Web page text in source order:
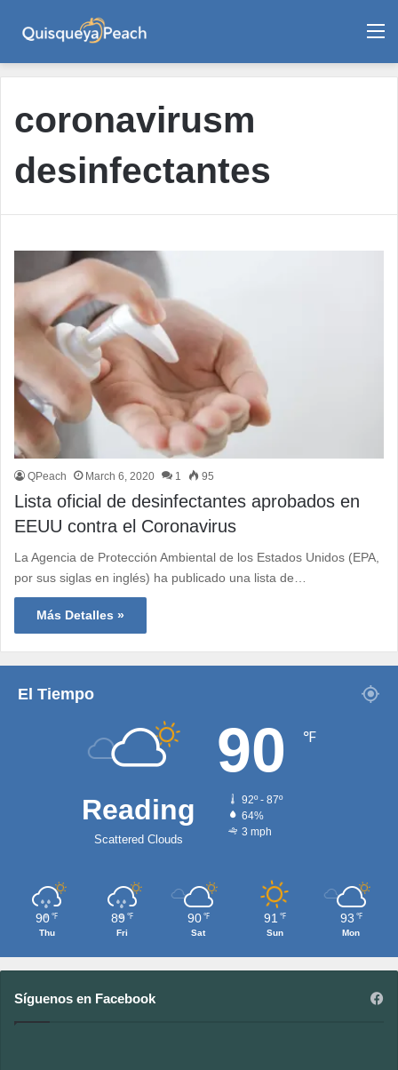
coronavirusm
desinfectantes
QPeach March 6, 2020 1 95
Lista oficial de desinfectantes aprobados en
EEUU contra el Coronavirus
La Agencia de Protección Ambiental de los Estados Unidos (EPA,
por sus siglas en inglés) ha publicado una lista de…
Más Detalles »
El Tiempo
Reading
Scattered Clouds
90 ℉
92º - 87º
64%
3 mph
90 ℉
Thu
89 ℉
Fri
90 ℉
Sat
91 ℉
Sun
93 ℉
Mon
Síguenos en Facebook